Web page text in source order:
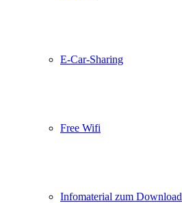
E-Car-Sharing
Free Wifi
Infomaterial zum Download